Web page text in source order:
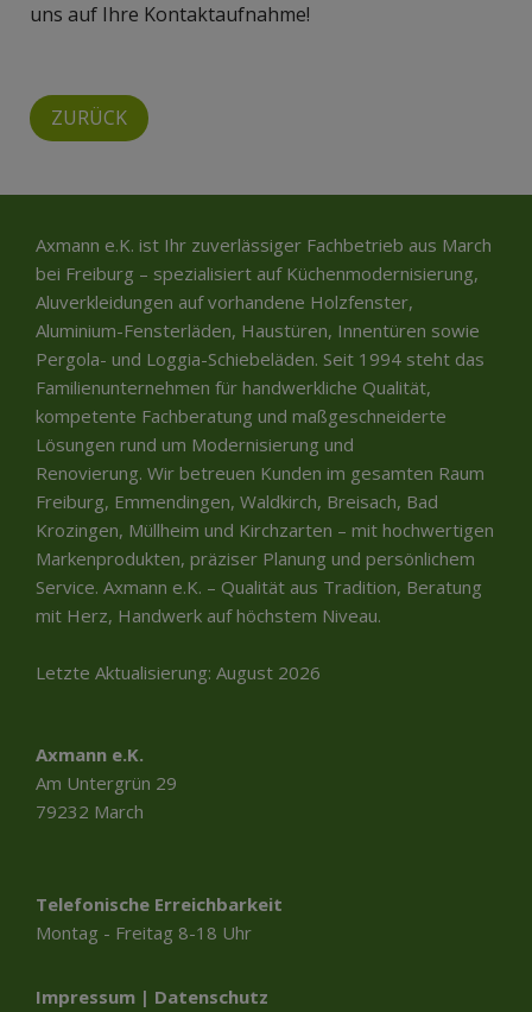
ZURÜCK
uns auf Ihre Kontaktaufnahme!
Axmann e.K. ist Ihr zuverlässiger Fachbetrieb aus March
bei Freiburg – spezialisiert auf Küchenmodernisierung,
Aluverkleidungen auf vorhandene Holzfenster,
Aluminium-Fensterläden, Haustüren, Innentüren sowie
Pergola- und Loggia-Schiebeläden. Seit 1994 steht das
Familienunternehmen für handwerkliche Qualität,
kompetente Fachberatung und maßgeschneiderte
Lösungen rund um Modernisierung und
Renovierung. Wir betreuen Kunden im gesamten Raum
Freiburg, Emmendingen, Waldkirch, Breisach, Bad
Krozingen, Müllheim und Kirchzarten – mit hochwertigen
Markenprodukten, präziser Planung und persönlichem
Service. Axmann e.K. – Qualität aus Tradition, Beratung
mit Herz, Handwerk auf höchstem Niveau.
Letzte Aktualisierung: August 2026
Axmann e.K.
Am Untergrün 29
79232 March
Telefonische Erreichbarkeit
Montag - Freitag 8-18 Uhr
Impressum | Datenschutz